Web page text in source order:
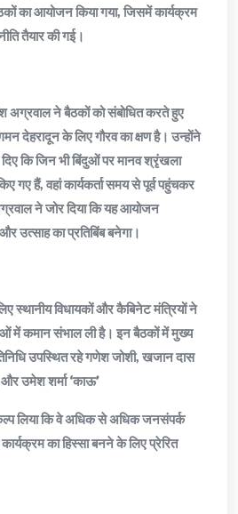
का आयोजन किया गया, जिसमें कार्यक्रम
तैयार की गई।
अग्रवाल ने बैठकों को संबोधित करते हुए
देहरादून के लिए गौरव का क्षण है। उन्होंने
दिए कि जिन भी बिंदुओं पर मानव श्रृंखला
गए हैं, वहां कार्यकर्ता समय से पूर्व पहुंचकर
ने जोर दिया कि यह आयोजन
उत्साह का प्रतिबिंब बनेगा।
स्थानीय विधायकों और कैबिनेट मंत्रियों ने
में कमान संभाल ली है। इन बैठकों में मुख्य
उपस्थित रहे गणेश जोशी, खजान दास
और उमेश शर्मा ‘काऊ’
लिया कि वे अधिक से अधिक जनसंपर्क
का हिस्सा बनने के लिए प्रेरित